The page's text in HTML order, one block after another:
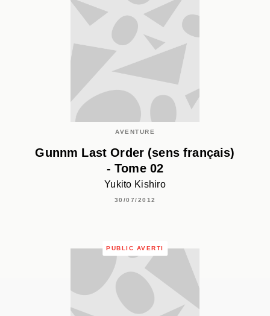
AVENTURE
Gunnm Last Order (sens français)
- Tome 02
Yukito Kishiro
30/07/2012
PUBLIC AVERTI